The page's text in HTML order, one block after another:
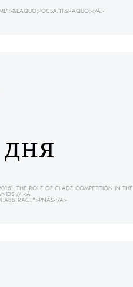
A>
THE ROLE OF CLADE COMPETITION IN THE
// <A
A>